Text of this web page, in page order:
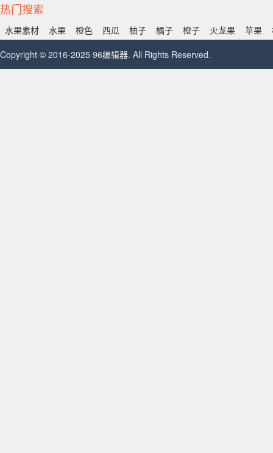
热门搜索
水果素材 水果 橙色 西瓜 柚子 橘子 橙子 火龙果 苹果
Copyright © 2016-2025 96编辑器. All Rights Reserved.